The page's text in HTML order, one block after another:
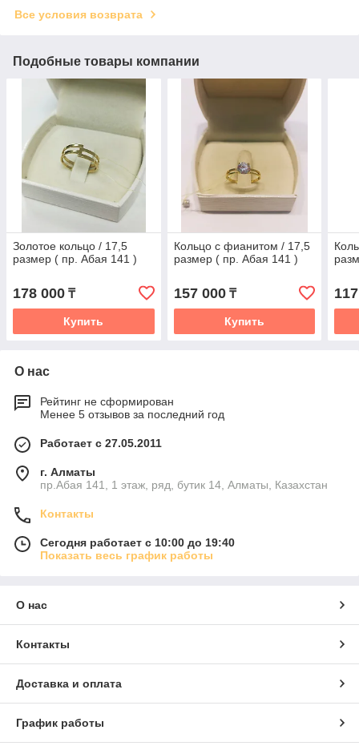
Все условия возврата
Подобные товары компании
Золотое кольцо / 17,5
размер ( пр. Абая 141 )
178 000 ₸
Купить
Кольцо с фианитом / 17,5
размер ( пр. Абая 141 )
157 000₸
Купить
О нас
Рейтинг не сформирован
Менее 5 отзывов за последний год
Работает с 27.05.2011
г. Алматы
пр.Абая 141, 1 этаж, ряд, бутик 14, Алматы, Казахстан
Контакты
Сегодня работает с 10:00 до 19:40
Показать весь график работы
О нас
Контакты
Доставка и оплата
График работы